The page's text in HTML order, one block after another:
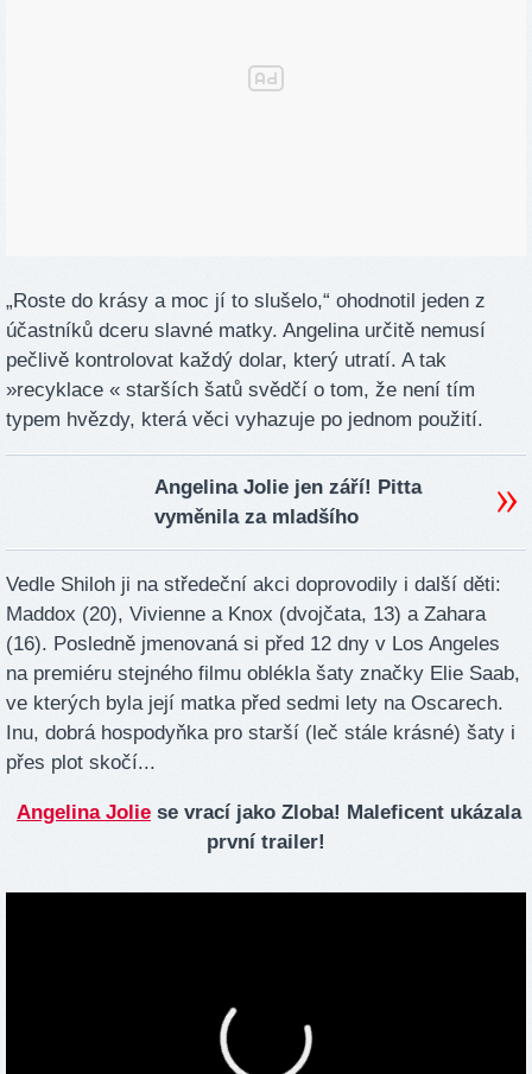
„Roste do krásy a moc jí to slušelo,“ ohodnotil jeden z
účastníků dceru slavné matky. Angelina určitě nemusí
pečlivě kontrolovat každý dolar, který utratí. A tak
»recyklace « starších šatů svědčí o tom, že není tím
typem hvězdy, která věci vyhazuje po jednom použití.
Angelina Jolie jen září! Pitta
vyměnila za mladšího
Vedle Shiloh ji na středeční akci doprovodily i další děti:
Maddox (20), Vivienne a Knox (dvojčata, 13) a Zahara
(16). Posledně jmenovaná si před 12 dny v Los Angeles
na premiéru stejného filmu oblékla šaty značky Elie Saab,
ve kterých byla její matka před sedmi lety na Oscarech.
Inu, dobrá hospodyňka pro starší (leč stále krásné) šaty i
přes plot skočí...
Angelina Jolie se vrací jako Zloba! Maleficent ukázala
první trailer!